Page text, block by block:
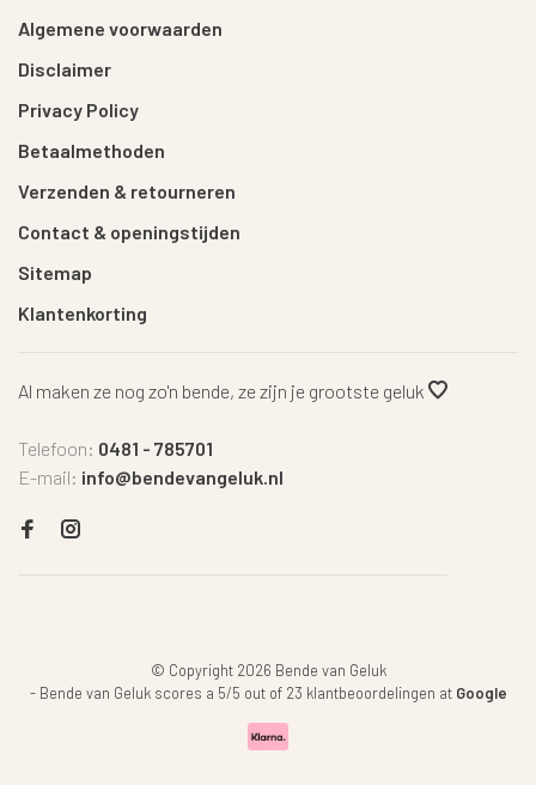
Algemene voorwaarden
Disclaimer
Privacy Policy
Betaalmethoden
Verzenden & retourneren
Contact & openingstijden
Sitemap
Klantenkorting
Al maken ze nog zo'n bende, ze zijn je grootste geluk
Telefoon: 0481 - 785701
E-mail: info@bendevangeluk.nl
© Copyright 2026 Bende van Geluk
- Bende van Geluk scores a 5/5 out of 23 klantbeoordelingen at Google